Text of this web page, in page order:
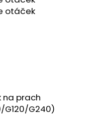
otáček
na prach
G240)